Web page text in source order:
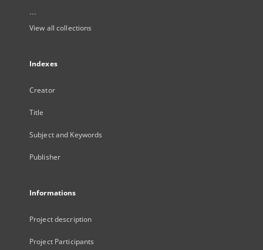
...
View all collections
Indexes
Creator
Title
Subject and Keywords
Publisher
Informations
Project description
Project Participants